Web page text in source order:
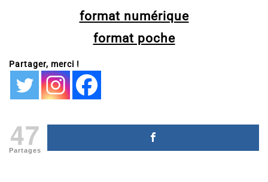
format numérique
format poche
Partager, merci !
47
Partages